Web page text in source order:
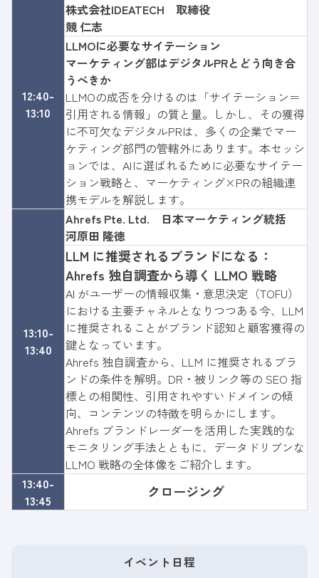
12:40-
13:10
株式会社IDEATECH 取締役
競 仁志
LLMOに必要なサイテーション
マーケティング部はデジタルPRとどう向き合
うべきか
LLMOの成否を分けるのは「サイテーション＝
引用される情報」の質と量。しかし、その獲得
に不可欠なデジタルPRは、多くの企業でマー
ケティング部門の管轄外にあります。本セッシ
ョンでは、AIに選ばれるために必要なサイテー
ション戦略と、マーケティング×PRの組織連
携モデルを解説します。
13:10-
13:40
Ahrefs Pte. Ltd.
日本マーケティング統括
河原田 隆徳
LLM に推奨されるブランドになる：
Ahrefs 独自調査から導く LLMO 戦略
AI がユーザーの情報収集・意思決定（TOFU）
における主要チャネルとなりつつある今、LLM
に推奨されることがブランド認知と顧客獲得の
鍵となっています。
Ahrefs 独自調査から、LLM に推奨されるブラ
ンドの条件を解明。DR・被リンク等の SEO 指
標との相関性、引用されやすいドメインの傾
向、コンテンツの特徴を明らかにします。
Ahrefs ブランドレーダーを活用した実践的な
モニタリング手法とともに、データドリブンな
LLMO 戦略の全体像をご紹介します。
13:40-
13:45
クロージング
イベント日程